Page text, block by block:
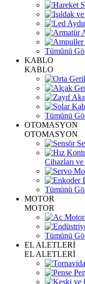
Tümünü
KABLO
KABLO
Tümünü
OTOMASYON
OTOMASYON
Cihazları
Tümünü
MOTOR
MOTOR
Tümünü
EL ALETLERİ
EL ALETLERİ